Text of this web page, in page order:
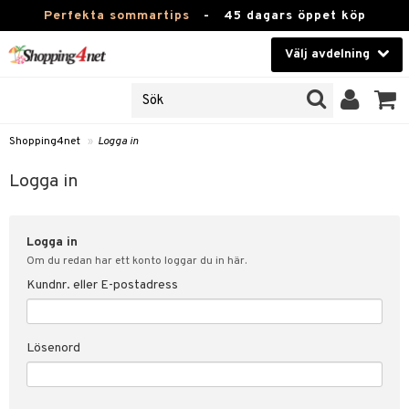
Perfekta sommartips - 45 dagars öppet köp
Välj avdelning
Kontaktlinser
Hälsokost
Fitness
Hem & Inredning
Leksaker, Barn & Baby
Varumärken
Shopping4net » Logga in
Logga in
Logga in
Om du redan har ett konto loggar du in här.
Kundnr. eller E-postadress
Lösenord
svar